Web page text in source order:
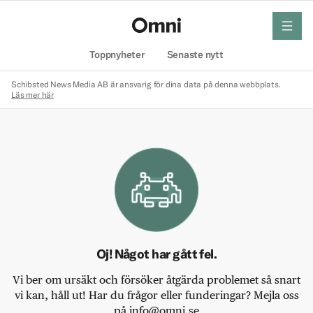
Toppnyheter Senaste nytt
meny
Schibsted News Media AB är ansvarig för dina data på denna webbplats.
Läs mer här
Oj! Något har gått fel.
Vi ber om ursäkt och försöker åtgärda problemet så snart
vi kan, håll ut! Har du frågor eller funderingar? Mejla oss